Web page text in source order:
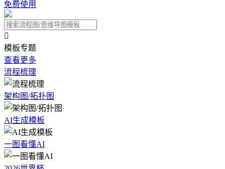
免费使用

模板专题
查看更多
流程梳理
架构图/拓扑图
AI生成模板
一图看懂AI